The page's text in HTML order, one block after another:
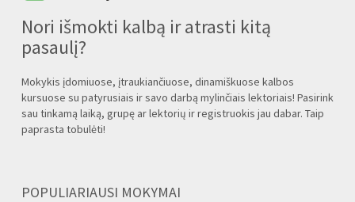
Nori išmokti kalbą ir atrasti kitą
pasaulį?
Mokykis įdomiuose, įtraukiančiuose, dinamiškuose kalbos
kursuose su patyrusiais ir savo darbą mylinčiais lektoriais! Pasirink
sau tinkamą laiką, grupę ar lektorių ir registruokis jau dabar. Taip
paprasta tobulėti!
POPULIARIAUSI MOKYMAI